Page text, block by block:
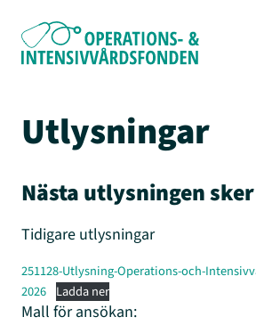
innehåll
Utlysningar
Nästa utlysningen
Tidigare utlysningar
251128-Utlysning-Operations-och-
2026 Ladda ner
Mall för ansökan: